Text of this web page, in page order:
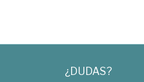
¿DUDAS?